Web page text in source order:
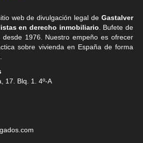
web de divulgación legal de Gastalver
en derecho inmobiliario . Bufete de
, desde 1976. Nuestro empeño es ofrecer
sobre vivienda en España de forma
17. Blq. 1. 4º-A